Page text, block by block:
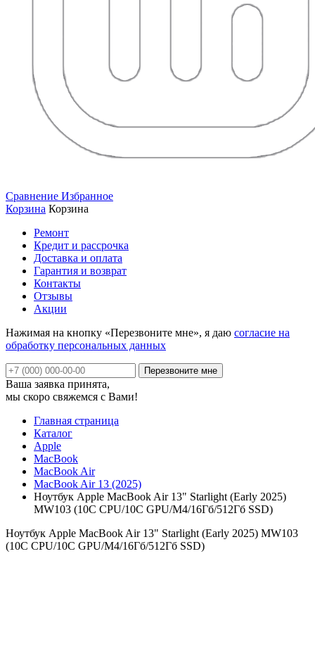
Сравнение Избранное
Корзина Корзина
Ремонт
Кредит и рассрочка
Доставка и оплата
Гарантия и возврат
Контакты
Отзывы
Акции
Нажимая на кнопку «Перезвоните мне», я даю согласие на
обработку персональных данных
Ваша заявка принята,
мы скоро свяжемся с Вами!
Главная страница
Каталог
Apple
MacBook
MacBook Air
MacBook Air 13 (2025)
Ноутбук Apple MacBook Air 13" Starlight (Early 2025)
MW103 (10C CPU/10C GPU/M4/16Гб/512Гб SSD)
Ноутбук Apple MacBook Air 13" Starlight (Early 2025) MW103
(10C CPU/10C GPU/M4/16Гб/512Гб SSD)